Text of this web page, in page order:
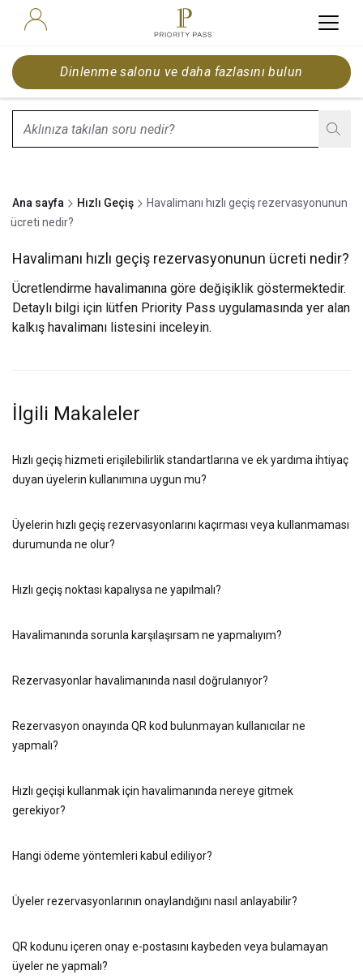
Dinlenme salonu ve daha fazlasını bulun
Ana sayfa Hızlı Geçiş
Havalimanı hızlı geçiş rezervasyonunun
ücreti nedir?
Havalimanı hızlı geçiş rezervasyonunun ücreti nedir?
Ücretlendirme havalimanına göre değişiklik göstermektedir.
Detaylı bilgi için lütfen Priority Pass uygulamasında yer alan
kalkış havalimanı listesini inceleyin.
İlgili Makaleler
Hızlı geçiş hizmeti erişilebilirlik standartlarına ve ek yardıma ihtiyaç
duyan üyelerin kullanımına uygun mu?
Üyelerin hızlı geçiş rezervasyonlarını kaçırması veya kullanmaması
durumunda ne olur?
Hızlı geçiş noktası kapalıysa ne yapılmalı?
Havalimanında sorunla karşılaşırsam ne yapmalıyım?
Rezervasyonlar havalimanında nasıl doğrulanıyor?
Rezervasyon onayında QR kod bulunmayan kullanıcılar ne
yapmalı?
Hızlı geçişi kullanmak için havalimanında nereye gitmek
gerekiyor?
Hangi ödeme yöntemleri kabul ediliyor?
Üyeler rezervasyonlarının onaylandığını nasıl anlayabilir?
QR kodunu içeren onay e-postasını kaybeden veya bulamayan
üyeler ne yapmalı?